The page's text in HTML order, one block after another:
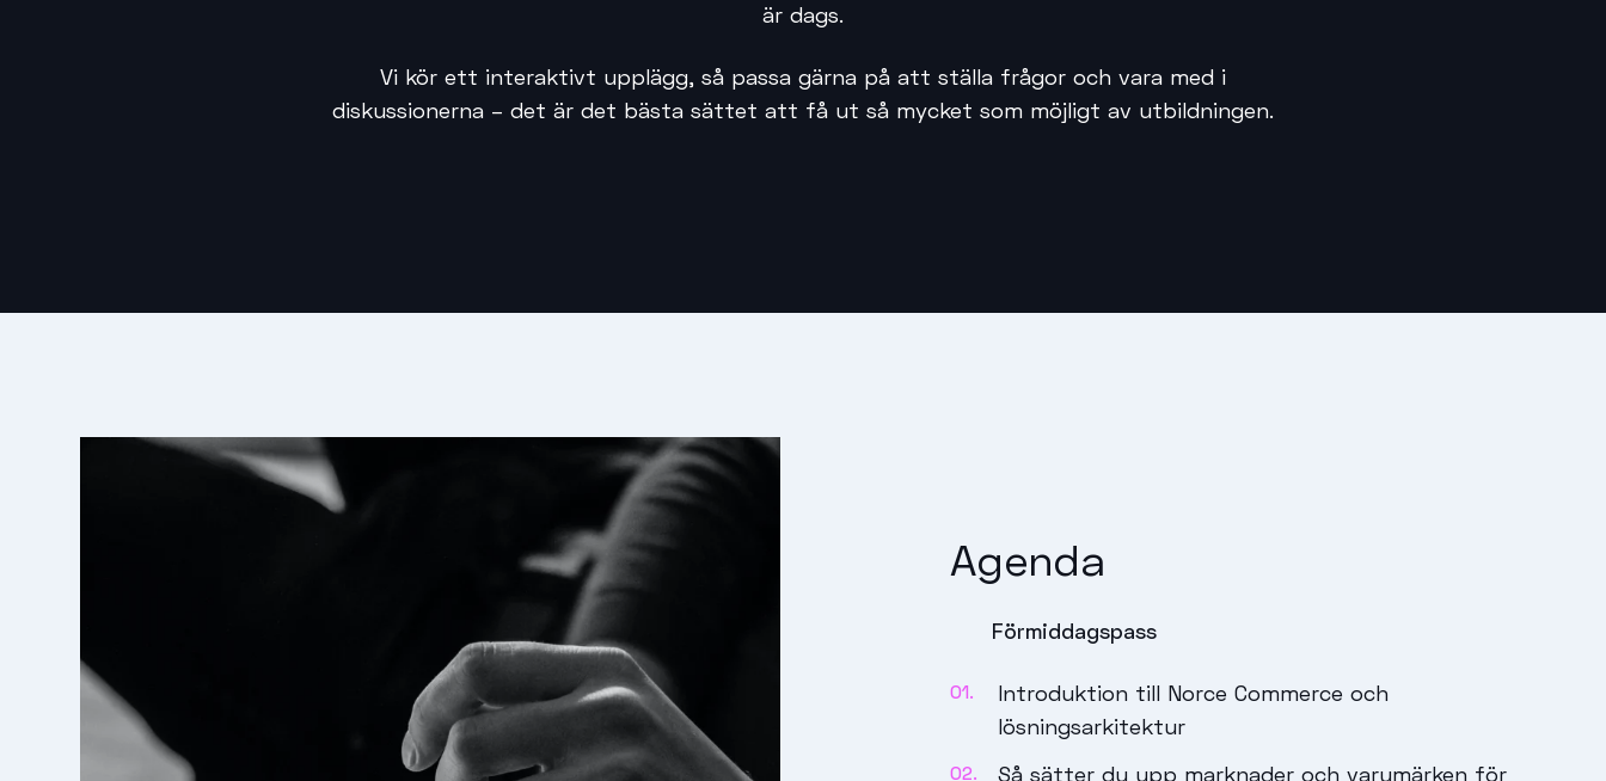
är dags.
Vi kör ett interaktivt upplägg, så passa gärna på att ställa frågor och vara med i
diskussionerna – det är det bästa sättet att få ut så mycket som möjligt av utbildningen.
Agenda
Förmiddagspass
Introduktion till Norce Commerce och
lösningsarkitektur
Så sätter du upp marknader och varumärken för